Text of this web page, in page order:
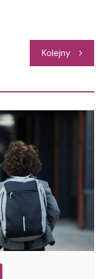
Kolejny